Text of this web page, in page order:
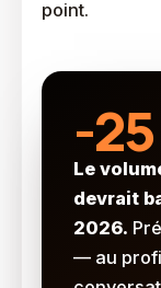
point.
-
Le
devrait
2026.
— au